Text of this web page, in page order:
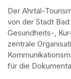
Der Ahrtal-
von der Stadt
Gesundheits-,
zentrale
für die